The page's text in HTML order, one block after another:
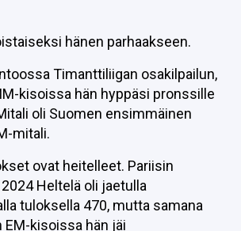
hänen parhaakseen.
Timanttiliigan osakilpailun,
kisoissa hän hyppäsi pronssille
oli Suomen ensimmäinen
mitali.
ovat heitelleet. Pariisin
Heltelä oli jaetulla
tuloksella 470, mutta samana
EM-kisoissa hän jäi